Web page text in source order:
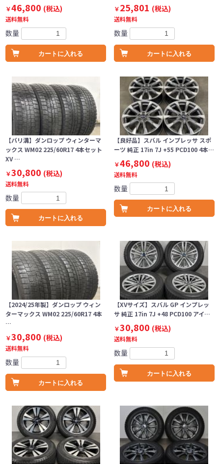
￥46,800 (税込)
送料無料
数量
カートに入れる
￥25,801 (税込)
送料無料
数量
カートに入れる
【バリ溝】ダンロップ ウィンターマ
ックス WM02 225/60R17 4本セット
XV …
￥30,800 (税込)
送料無料
数量
カートに入れる
【良好品】スバル インプレッサ スポ
ーツ 純正 17in 7J +55 PCD100 4本…
￥46,800 (税込)
送料無料
数量
カートに入れる
【2024/25年製】ダンロップ ウィン
ターマックス WM02 225/60R17 4本
…
￥30,800 (税込)
送料無料
数量
カートに入れる
【XVサイズ】スバル GP インプレッ
サ 純正 17in 7J +48 PCD100 アイ…
￥30,800 (税込)
送料無料
数量
カートに入れる